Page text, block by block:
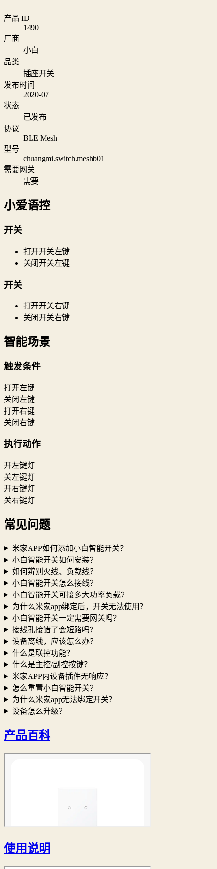
产品 ID
1490
厂商
小白
品类
插座开关
发布时间
2020-07
状态
已发布
协议
BLE Mesh
型号
chuangmi.switch.meshb01
需要网关
需要
小爱语控
开关
打开开关左键
关闭开关左键
开关
打开开关右键
关闭开关右键
智能场景
触发条件
打开左键
关闭左键
打开右键
关闭右键
执行动作
开左键灯
关左键灯
开右键灯
关右键灯
常见问题
米家APP如何添加小白智能开关？
小白智能开关如何安装？
如何辨别火线、负载线？
小白智能开关怎么接线？
小白智能开关可接多大功率负载？
为什么米家app绑定后，开关无法使用？
小白智能开关一定需要网关吗？
接线孔接错了会短路吗？
设备离线，应该怎么办？
什么是联控功能？
什么是主控/副控按键？
米家APP内设备插件无响应？
怎么重置小白智能开关？
为什么米家app无法绑定开关？
设备怎么升级？
产品百科
使用说明